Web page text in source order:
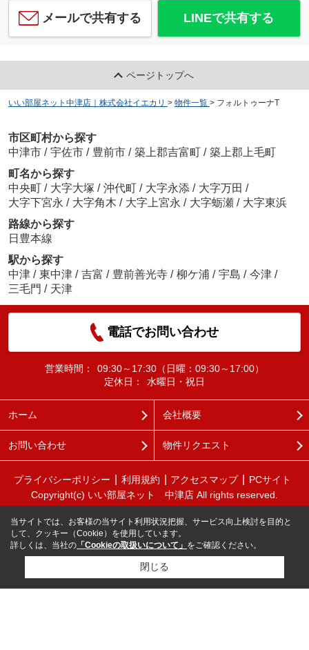
メールで共有する LINEで共有する
ページトップへ
いい部屋ネット中津店｜株式会社イエカリ > 物件一覧 > フォルトゥーナT
市区町村から探す
中津市 / 宇佐市 / 豊前市 / 築上郡吉富町 / 築上郡上毛町
町名から探す
中央町 / 大字大塚 / 沖代町 / 大字永添 / 大字万田 /
大字下宮永 / 大字角木 / 大字上宮永 / 大字蛎瀬 / 大字東浜
路線から探す
日豊本線
駅から探す
中津 / 東中津 / 吉富 / 豊前善光寺 / 柳ケ浦 / 宇島 / 今津 /
三毛門 / 天津
電話でお問い合わせ
営業時間：
09:30～17:30（日曜：09:30～17:00）
定休日：
水曜日・祝日
ホーム 会社概要
お問い合わせ 物件リクエスト
プライバシーポリシー 利用規約 アクセスマップ
PCサイト
Copyright(c) いい部屋ネット 中津店 All rights reserved.
当サイトでは、お客様の当サイト利用状況把握、サービス向上検討を目的と
して、クッキー（Cookie）を使用しています。
詳しくは、当社の 「Cookieの取扱いについて」 をご確認ください。
閉じる